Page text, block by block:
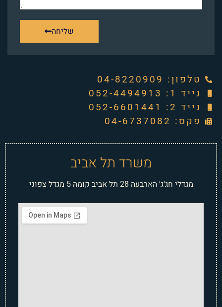
שליחה
טלפון: ‭04-8220909‬
נייד 1: 052-4494913
נייד 2: 052-6601441
פקס: 04-6737082
משרד תל אביב
מגדלי חג׳ג׳ הארבעה 28 תל אביב קומה 5 מגדל צפוני